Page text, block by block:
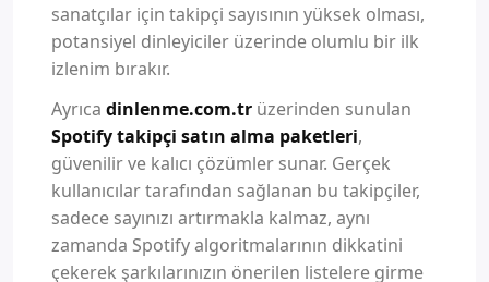
sanatçılar için takipçi sayısının yüksek olması,
potansiyel dinleyiciler üzerinde olumlu bir ilk
izlenim bırakır.
Ayrıca dinlenme.com.tr üzerinden sunulan
Spotify takipçi satın alma paketleri,
güvenilir ve kalıcı çözümler sunar. Gerçek
kullanıcılar tarafından sağlanan bu takipçiler,
sadece sayınızı artırmakla kalmaz, aynı
zamanda Spotify algoritmalarının dikkatini
çekerek şarkılarınızın önerilen listelere girme